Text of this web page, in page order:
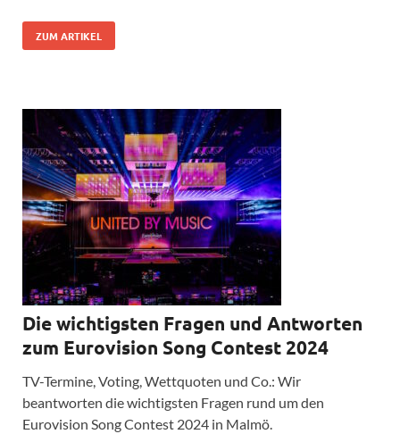
ZUM ARTIKEL
Die wichtigsten Fragen und Antworten
zum Eurovision Song Contest 2024
TV-Termine, Voting, Wettquoten und Co.: Wir
beantworten die wichtigsten Fragen rund um den
Eurovision Song Contest 2024 in Malmö.